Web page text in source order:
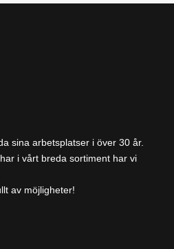
sina arbetsplatser i över 30 år.
i vårt breda sortiment har vi
av möjligheter!